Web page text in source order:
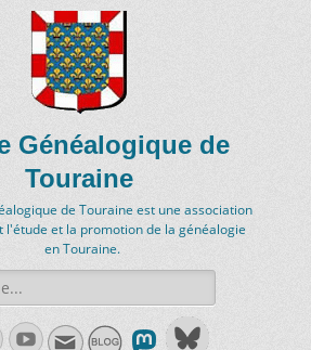
Généalogique de
Touraine
de Touraine est une association
l'étude et la promotion de la généalogie
en Touraine.
Linkedln
Youtube